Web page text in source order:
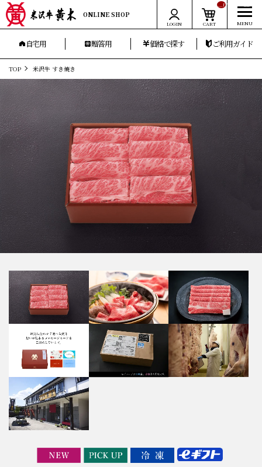
ONLINE SHOP
LOGIN CART
__ITM_CNT__
自宅用 贈答用 価格で探す ご利用ガイド
TOP 米沢牛 すき焼き